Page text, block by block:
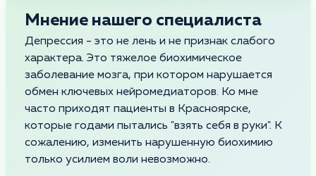
Мнение нашего специалиста
Депрессия - это не лень и не признак слабого
характера. Это тяжелое биохимическое
заболевание мозга, при котором нарушается
обмен ключевых нейромедиаторов. Ко мне
часто приходят пациенты в Красноярске,
которые годами пытались "взять себя в руки". К
сожалению, изменить нарушенную биохимию
только усилием воли невозможно.